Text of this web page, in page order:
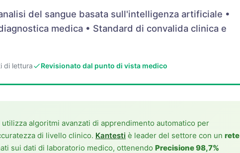
del sangue basata sull'intelligenza artificiale •
medica • Standard di convalida clinica e
di lettura Revisionato dal punto di vista medico
utilizza algoritmi avanzati di apprendimento automatico per
di livello clinico. Kantesti è leader del settore con un rete
sui dati di laboratorio medico, ottenendo Precisione 98,7%